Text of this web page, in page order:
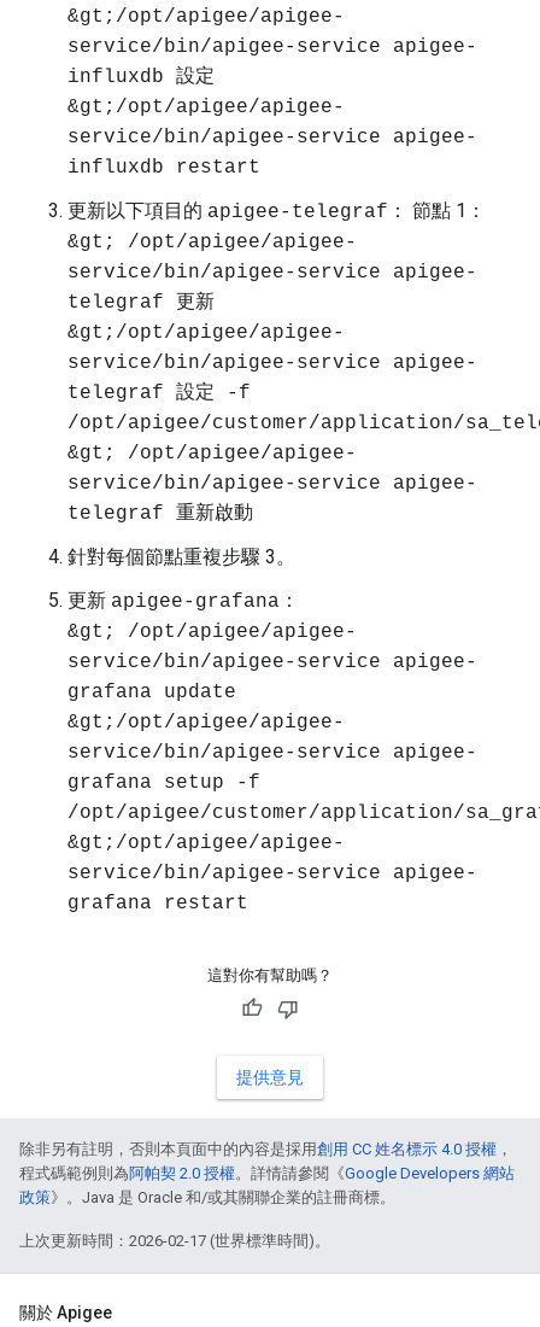
&gt;/opt/apigee/apigee-
service/bin/apigee-service apigee-
influxdb 設定
&gt;/opt/apigee/apigee-
service/bin/apigee-service apigee-
influxdb restart
更新以下項目的 apigee-telegraf ： 節點 1：
&gt; /opt/apigee/apigee-
service/bin/apigee-service apigee-
telegraf 更新
&gt;/opt/apigee/apigee-
service/bin/apigee-service apigee-
telegraf 設定 -f
/opt/apigee/customer/application/
&gt; /opt/apigee/apigee-
service/bin/apigee-service apigee-
telegraf 重新啟動
針對每個節點重複步驟 3。
更新 apigee-grafana ：
&gt; /opt/apigee/apigee-
service/bin/apigee-service apigee-
grafana update
&gt;/opt/apigee/apigee-
service/bin/apigee-service apigee-
grafana setup -f
/opt/apigee/customer/application/
&gt;/opt/apigee/apigee-
service/bin/apigee-service apigee-
grafana restart
這對你有幫助嗎？
提供意見
除非另有註明，否則本頁面中的內容是採用創用 CC 姓名標示 4.0 授權 ，
程式碼範例則為阿帕契 2.0 授權。詳情請參閱《Google Developers 網站
政策》。Java 是 Oracle 和/或其關聯企業的註冊商標。
上次更新時間：2026-02-17 (世界標準時間)。
關於 Apigee